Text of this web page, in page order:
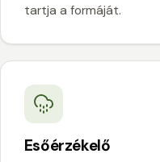
tartja a formáját.
Esőérzékelő